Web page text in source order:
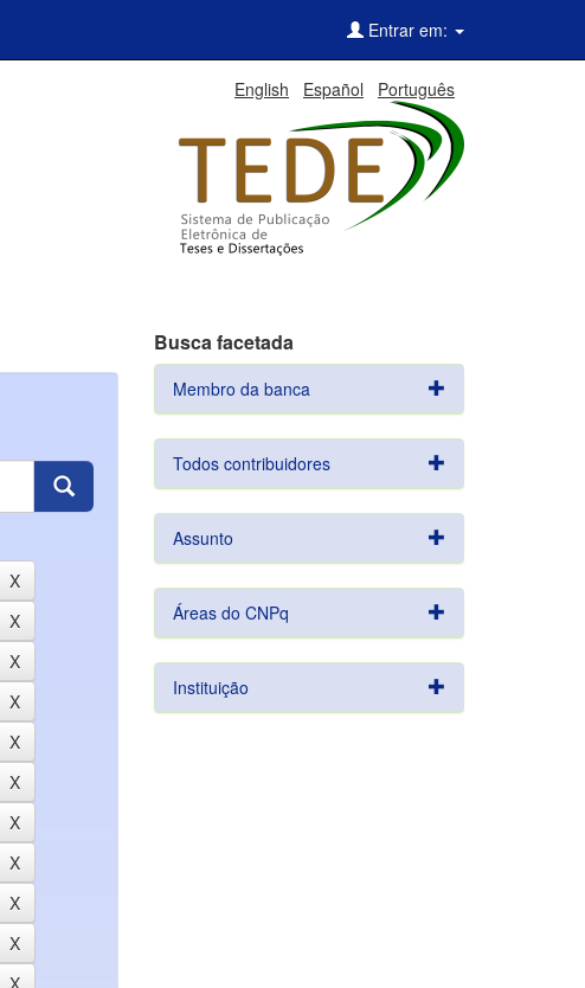
Entrar em:
English Español Português
Busca facetada
Membro da banca
Todos contribuidores
Assunto
Áreas do CNPq
Instituição